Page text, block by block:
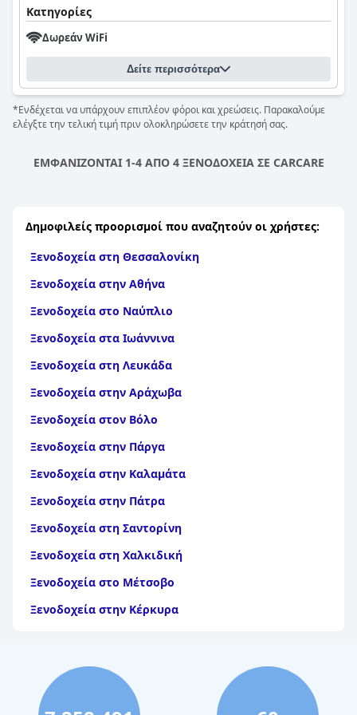
Κατηγορίες
Δωρεάν WiFi
Δείτε περισσότερα
*Ενδέχεται να υπάρχουν επιπλέον φόροι και χρεώσεις. Παρακαλούμε
ελέγξτε την τελική τιμή πριν ολοκληρώσετε την κράτησή σας.
ΕΜΦΑΝΙΖΟΝΤΑΙ 1-4 ΑΠΟ 4 ΞΕΝΟΔΟΧΕΙΑ ΣΕ CARCARE
Δημοφιλείς προορισμοί που αναζητούν οι χρήστες:
Ξενοδοχεία στη Θεσσαλονίκη
Ξενοδοχεία στην Αθήνα
Ξενοδοχεία στο Ναύπλιο
Ξενοδοχεία στα Ιωάννινα
Ξενοδοχεία στη Λευκάδα
Ξενοδοχεία στην Αράχωβα
Ξενοδοχεία στον Βόλο
Ξενοδοχεία στην Πάργα
Ξενοδοχεία στην Καλαμάτα
Ξενοδοχεία στην Πάτρα
Ξενοδοχεία στη Σαντορίνη
Ξενοδοχεία στη Χαλκιδική
Ξενοδοχεία στο Μέτσοβο
Ξενοδοχεία στην Κέρκυρα
Ξενοδοχεία στην Αίγινα
Ξενοδοχεία στην Πάρο